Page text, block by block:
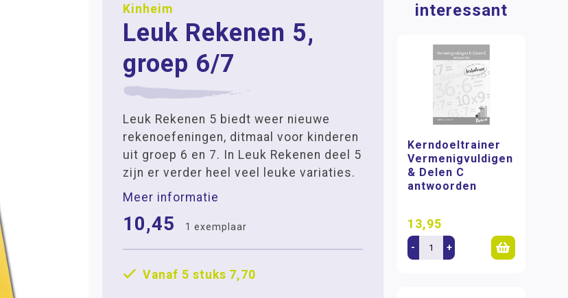
Kinheim
Leuk Rekenen 5,
groep 6/7
Leuk Rekenen 5 biedt weer nieuwe
rekenoefeningen, ditmaal voor kinderen
uit groep 6 en 7. In Leuk Rekenen deel 5
zijn er verder heel veel leuke variaties.
Meer informatie
10,45 1 exemplaar
Vanaf 5 stuks 7,70
interessant
Kerndoeltrainer
Vermenigvuldigen
& Delen C
antwoorden
13,95
- +